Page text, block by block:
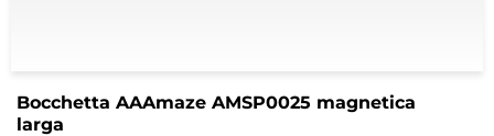
Bocchetta AAAmaze AMSP0025 magnetica
larga